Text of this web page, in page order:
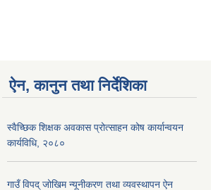
ऐन, कानुन तथा निर्देशिका
स्वैच्छिक शिक्षक अवकास प्रोत्साहन कोष कार्यान्वयन
कार्यविधि, २०८०
गाउँ विपद् जोखिम न्यूनीकरण तथा व्यवस्थापन ऐन